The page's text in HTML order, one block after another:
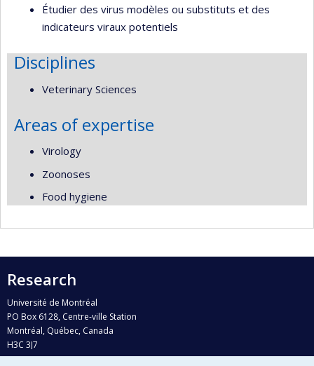
Étudier des virus modèles ou substituts et des
indicateurs viraux potentiels
Disciplines
Veterinary Sciences
Areas of expertise
Virology
Zoonoses
Food hygiene
Research
Université de Montréal
PO Box 6128, Centre-ville Station
Montréal, Québec, Canada
H3C 3J7